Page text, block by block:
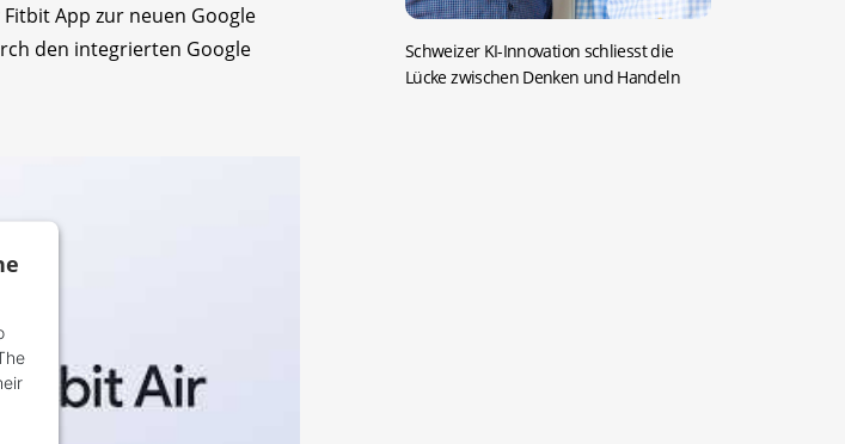
App zur neuen Google
den integrierten Google
Schweizer KI-Innovation schliesst die
Lücke zwischen Denken und Handeln